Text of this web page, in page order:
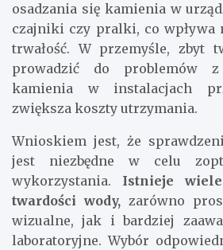
osadzania się kamienia w
czajniki czy pralki, co wpływa
trwałość. W przemyśle, zbyt
prowadzić do problemów
kamienia w instalacjach
zwiększa koszty utrzymania.
Wnioskiem jest, że
jest niezbędne w celu
wykorzystania. Istnieje
twardości wody, zarówno
wizualne, jak i bardziej
laboratoryjne. Wybór